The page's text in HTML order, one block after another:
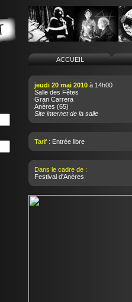
ACCUEIL
jeudi 20 mai 2010à 14h00
Salle des Fêtes
Gran Carrera
Anères (65)
Site internet de la salle
Tarif : Entrée libre
Dans le cadre de :
Festival d'Anères